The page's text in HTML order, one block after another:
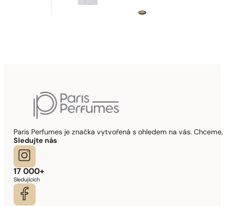
Paris Perfumes je značka vytvořená s ohledem na vás.
Sledujte nás
17 000+
Sledujících